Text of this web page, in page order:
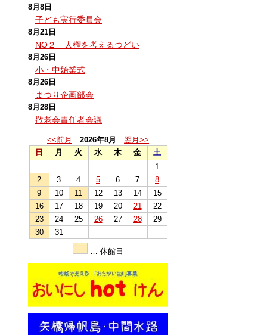
8月8日
子ども実行委員会
8月21日
NO２ 人権を考えるつどい
8月26日
小・中始業式
8月26日
まつり企画部会
8月28日
敬老会責任者会議
<<前月 2026年8月
翌月>>
日
月 火 水 木 金
土
1
2
3 4 5 6 7
8
9
10 11 12 13 14
15
16
17 18 19 20 21
22
23
24 25 26 27 28
29
30
31
… 休館日